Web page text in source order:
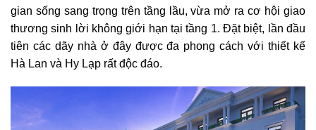
gian sống sang trọng trên tầng lầu, vừa mở ra cơ hội giao
thương sinh lời không giới hạn tại tầng 1. Đặt biệt, lần đầu
tiên các dãy nhà ở đây được đa phong cách với thiết kế
Hà Lan và Hy Lạp rất độc đáo.